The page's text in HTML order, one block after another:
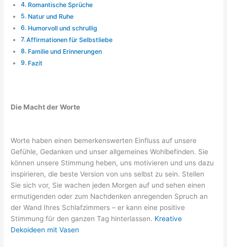
Romantische Sprüche
Natur und Ruhe
Humorvoll und schrullig
Affirmationen für Selbstliebe
Familie und Erinnerungen
Fazit
Die Macht der Worte
Worte haben einen bemerkenswerten Einfluss auf unsere
Gefühle, Gedanken und unser allgemeines Wohlbefinden. Sie
können unsere Stimmung heben, uns motivieren und uns dazu
inspirieren, die beste Version von uns selbst zu sein. Stellen
Sie sich vor, Sie wachen jeden Morgen auf und sehen einen
ermutigenden oder zum Nachdenken anregenden Spruch an
der Wand Ihres Schlafzimmers – er kann eine positive
Stimmung für den ganzen Tag hinterlassen. Kreative
Dekoideen mit Vasen